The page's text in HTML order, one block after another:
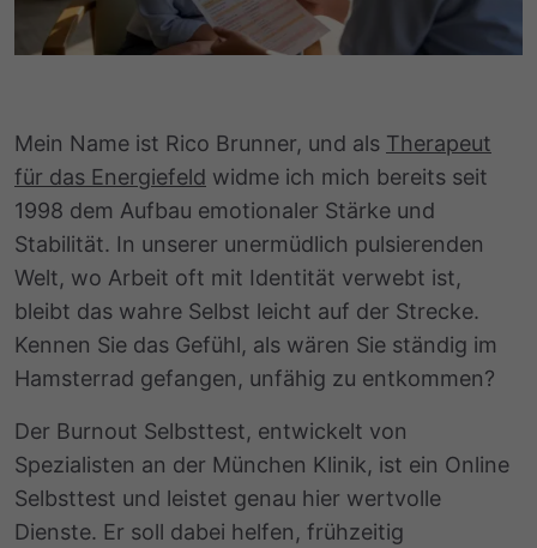
Mein Name ist Rico Brunner, und als Therapeut
für das Energiefeld widme ich mich bereits seit
1998 dem Aufbau emotionaler Stärke und
Stabilität. In unserer unermüdlich pulsierenden
Welt, wo Arbeit oft mit Identität verwebt ist,
bleibt das wahre Selbst leicht auf der Strecke.
Kennen Sie das Gefühl, als wären Sie ständig im
Hamsterrad gefangen, unfähig zu entkommen?
Der Burnout Selbsttest, entwickelt von
Spezialisten an der München Klinik, ist ein Online
Selbsttest und leistet genau hier wertvolle
Dienste. Er soll dabei helfen, frühzeitig